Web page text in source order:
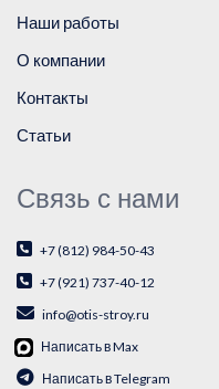
Наши работы
О компании
Контакты
Статьи
Связь с нами
+7 (812) 984-50-43
+7 (921) 737-40-12
info@otis-stroy.ru
Написать в Max
Написать в Telegram